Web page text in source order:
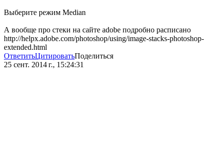
Выберите режим Median
А вообще про стеки на сайте adobe подробно расписано
http://helpx.adobe.com/photoshop/using/image-stacks-photoshop-
extended.html
ОтветитьЦитироватьПоделиться
25 сент. 2014 г., 15:24:31